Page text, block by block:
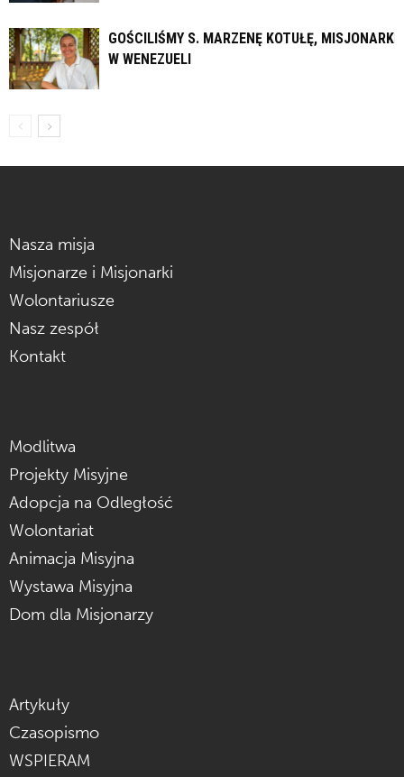
GOŚCILIŚMY S. MARZENĘ KOTUŁĘ, MISJONARKĘ
W WENEZUELI
Nasza misja
Misjonarze i Misjonarki
Wolontariusze
Nasz zespół
Kontakt
Modlitwa
Projekty Misyjne
Adopcja na Odległość
Wolontariat
Animacja Misyjna
Wystawa Misyjna
Dom dla Misjonarzy
Artykuły
Czasopismo
WSPIERAM